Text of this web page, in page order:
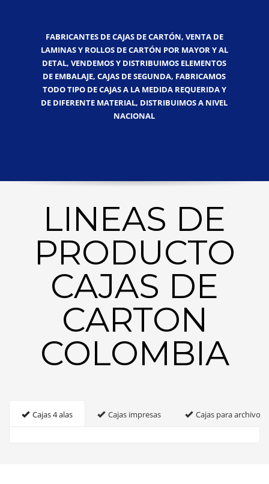
FABRICANTES DE CAJAS DE CARTÓN, VENTA DE
LAMINAS Y ROLLOS DE CARTÓN POR MAYOR Y AL
DETAL, VENDEMOS Y DISTRIBUIMOS ELEMENTOS
DE EMBALAJE, CAJAS DE SEGUNDA, FABRICAMOS
TODO TIPO DE CAJAS A LA MEDIDA REQUERIDA Y
DE DIFERENTE MATERIAL, DISTRIBUIMOS A NIVEL
NACIONAL
LINEAS DE
PRODUCTO
CAJAS DE
CARTON
COLOMBIA
Cajas 4 alas Cajas impresas Cajas para archivo